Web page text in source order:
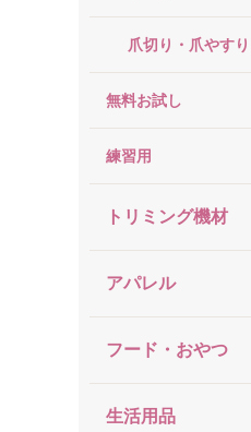
爪切り・爪やすり
無料お試し
練習用
トリミング機材
アパレル
フード・おやつ
生活用品